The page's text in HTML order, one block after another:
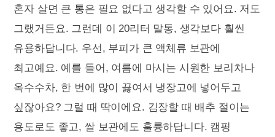
혼자 살면 큰 통은 필요 없다고 생각할 수 있어요. 저도
그랬거든요. 그런데 이 20리터 말통, 생각보다 훨씬
유용하답니다. 우선, 부피가 큰 액체류 보관에
최고예요. 예를 들어, 여름에 마시는 시원한 보리차나
옥수수차, 한 번에 많이 끓여서 냉장고에 넣어두고
싶잖아요? 그럴 때 딱이에요. 김장할 때 배추 절이는
용도로도 좋고, 쌀 보관에도 훌륭하답니다. 캠핑